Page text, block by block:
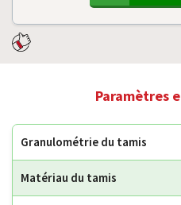
Paramètres
Granulométrie du tamis
Matériau du tamis